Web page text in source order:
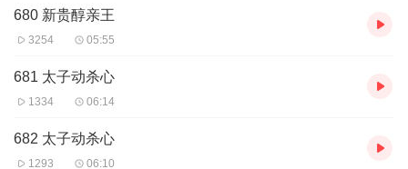
680 新贵醇亲王
3254 05:55
681 太子动杀心
1334 06:14
682 太子动杀心
1293 06:10